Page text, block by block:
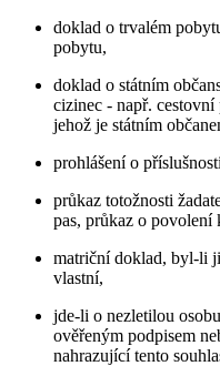
doklad o trvalém
pobytu,
doklad o státním
cizinec - např.
jehož je státním
prohlášení o
průkaz totožnosti
pas, průkaz o povolení
matriční doklad, byl-li
vlastní,
jde-li o nezletilou
ověřeným podpisem
nahrazující tento